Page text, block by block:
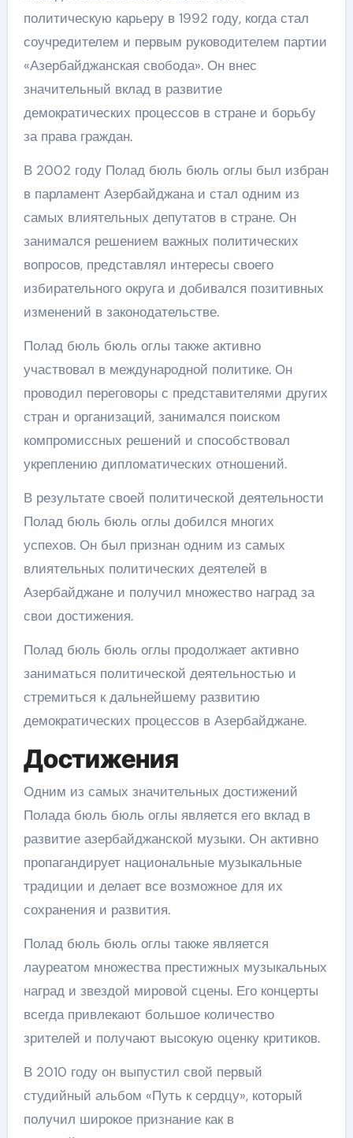
политическую карьеру в 1992 году, когда стал
соучредителем и первым руководителем партии
«Азербайджанская свобода». Он внес
значительный вклад в развитие
демократических процессов в стране и борьбу
за права граждан.
В 2002 году Полад бюль бюль оглы был избран
в парламент Азербайджана и стал одним из
самых влиятельных депутатов в стране. Он
занимался решением важных политических
вопросов, представлял интересы своего
избирательного округа и добивался позитивных
изменений в законодательстве.
Полад бюль бюль оглы также активно
участвовал в международной политике. Он
проводил переговоры с представителями других
стран и организаций, занимался поиском
компромиссных решений и способствовал
укреплению дипломатических отношений.
В результате своей политической деятельности
Полад бюль бюль оглы добился многих
успехов. Он был признан одним из самых
влиятельных политических деятелей в
Азербайджане и получил множество наград за
свои достижения.
Полад бюль бюль оглы продолжает активно
заниматься политической деятельностью и
стремиться к дальнейшему развитию
демократических процессов в Азербайджане.
Достижения
Одним из самых значительных достижений
Полада бюль бюль оглы является его вклад в
развитие азербайджанской музыки. Он активно
пропагандирует национальные музыкальные
традиции и делает все возможное для их
сохранения и развития.
Полад бюль бюль оглы также является
лауреатом множества престижных музыкальных
наград и звездой мировой сцены. Его концерты
всегда привлекают большое количество
зрителей и получают высокую оценку критиков.
В 2010 году он выпустил свой первый
студийный альбом «Путь к сердцу», который
получил широкое признание как в